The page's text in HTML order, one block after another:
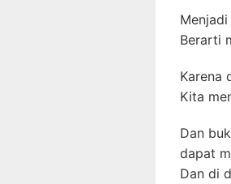
Berarti
Karena
Kita
Dan
dapat
Dan di